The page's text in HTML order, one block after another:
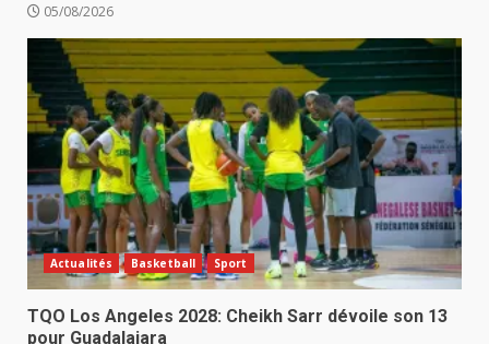
05/08/2026
Actualités Basketball Sport
TQO Los Angeles 2028: Cheikh Sarr dévoile son 13
pour Guadalajara